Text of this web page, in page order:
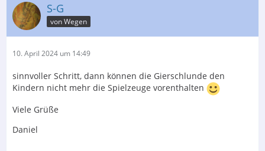
S-G
von Wegen
10. April 2024 um 14:49
sinnvoller Schritt, dann können die Gierschlunde den
Kindern nicht mehr die Spielzeuge vorenthalten
Viele Grüße
Daniel